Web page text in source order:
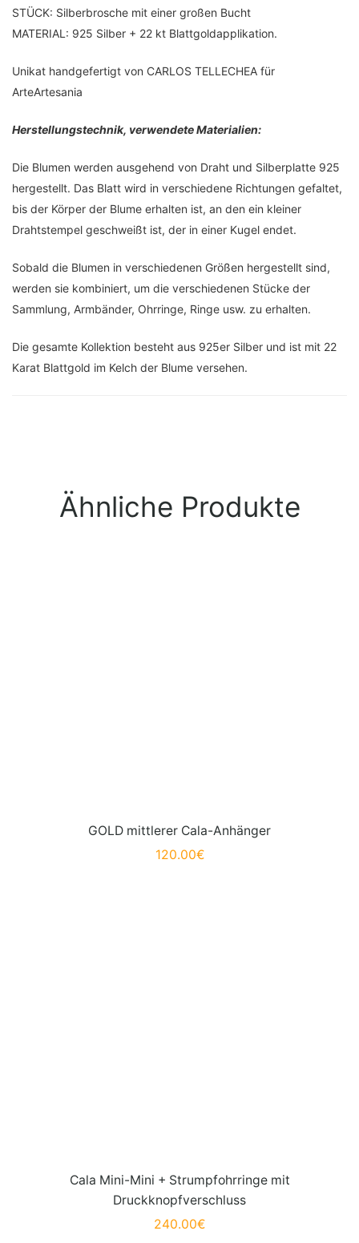
STÜCK: Silberbrosche mit einer großen Bucht
MATERIAL: 925 Silber + 22 kt Blattgoldapplikation.
Unikat handgefertigt von CARLOS TELLECHEA für
ArteArtesania
Herstellungstechnik, verwendete Materialien:
Die Blumen werden ausgehend von Draht und Silberplatte 925
hergestellt. Das Blatt wird in verschiedene Richtungen gefaltet,
bis der Körper der Blume erhalten ist, an den ein kleiner
Drahtstempel geschweißt ist, der in einer Kugel endet.
Sobald die Blumen in verschiedenen Größen hergestellt sind,
werden sie kombiniert, um die verschiedenen Stücke der
Sammlung, Armbänder, Ohrringe, Ringe usw. zu erhalten.
Die gesamte Kollektion besteht aus 925er Silber und ist mit 22
Karat Blattgold im Kelch der Blume versehen.
Ähnliche Produkte
GOLD mittlerer Cala-Anhänger
120.00€
Cala Mini-Mini + Strumpfohrringe mit
Druckknopfverschluss
240.00€